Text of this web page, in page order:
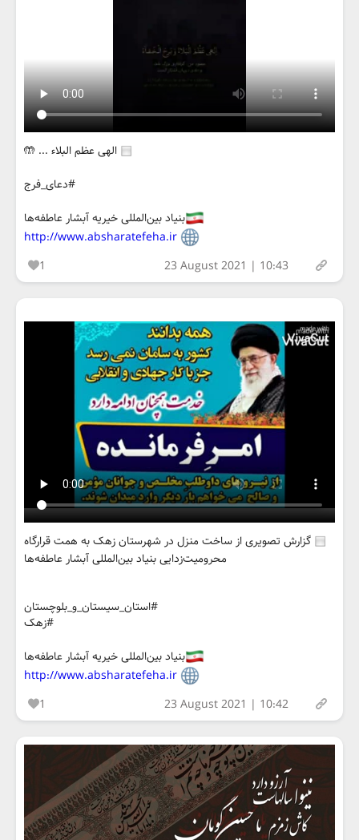
الهی عظم البلاء ... 🤲
#دعای_فرج
بنیاد بین‌المللی خیریه آبشار عاطفه‌ها
http://www.absharatefeha.ir
1
23 August 2021 | 10:43
گزارش تصویری از ساخت منزل در شهرستان زهک به همت قرارگاه
محرومیت‌زدایی بنیاد بین‌المللی آبشار عاطفه‌ها
#استان_سیستان_و_بلوچستان
#زهک
بنیاد بین‌المللی خیریه آبشار عاطفه‌ها
http://www.absharatefeha.ir
1
23 August 2021 | 10:42